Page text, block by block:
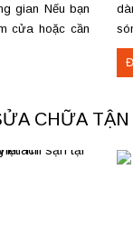
gian Nếu bạn
cửa hoặc cần
hay Lâm
ứng với dịch vụ
và
CHỮA